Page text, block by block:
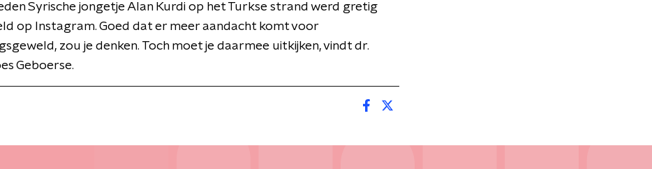
Syrische jongetje Alan Kurdi op het Turkse strand werd gretig
op Instagram. Goed dat er meer aandacht komt voor
zou je denken. Toch moet je daarmee uitkijken, vindt dr.
Geboerse.